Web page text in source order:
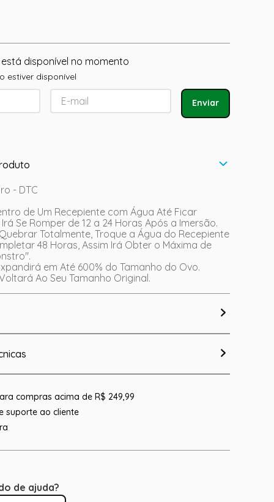
disponível no momento
estiver disponível
Enviar
- DTC
de Um Recepiente com Água Até Ficar
Se Romper de 12 a 24 Horas Após a Imersão.
Totalmente, Troque a Água do Recepiente
48 Horas, Assim Irá Obter o Máxima de
em Até 600% do Tamanho do Ovo.
Ao Seu Tamanho Original.
compras acima de R$ 249,99
suporte ao cliente
de ajuda?